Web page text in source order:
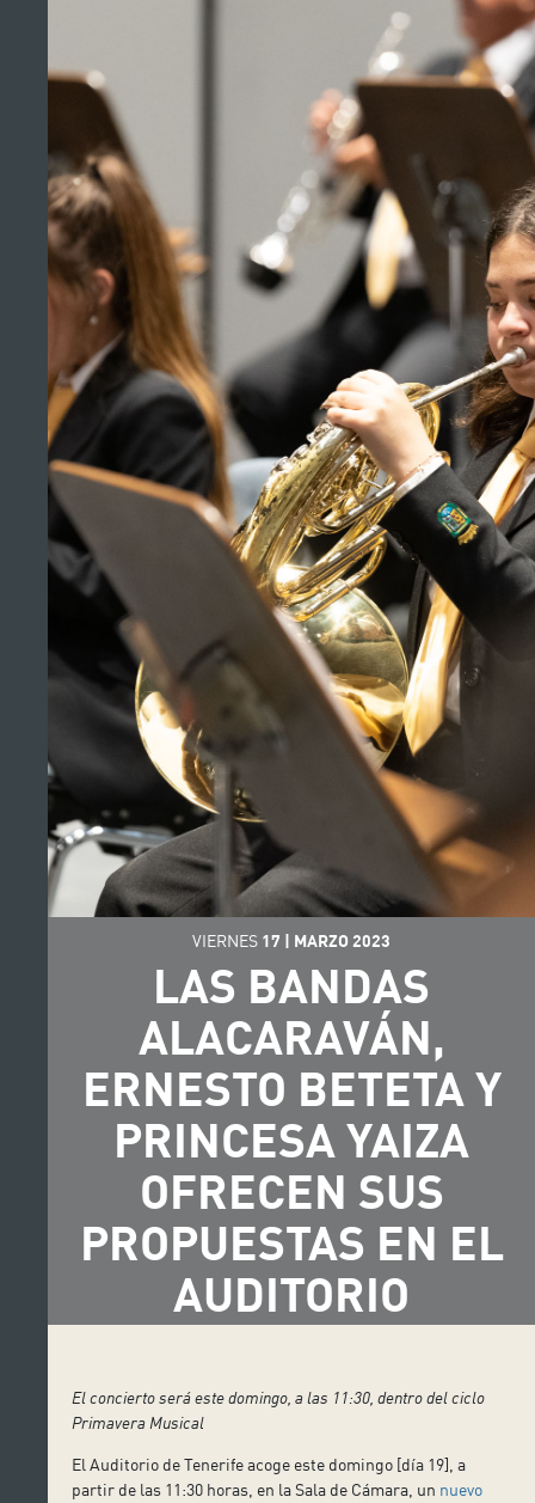
VIERNES 17 | MARZO 2023
LAS BANDAS
ALACARAVÁN,
ERNESTO BETETA Y
PRINCESA YAIZA
OFRECEN SUS
PROPUESTAS EN EL
AUDITORIO
El concierto será este domingo, a las 11:30, dentro del ciclo
Primavera Musical
El Auditorio de Tenerife acoge este domingo [día 19], a
partir de las 11:30 horas, en la Sala de Cámara, un nuevo